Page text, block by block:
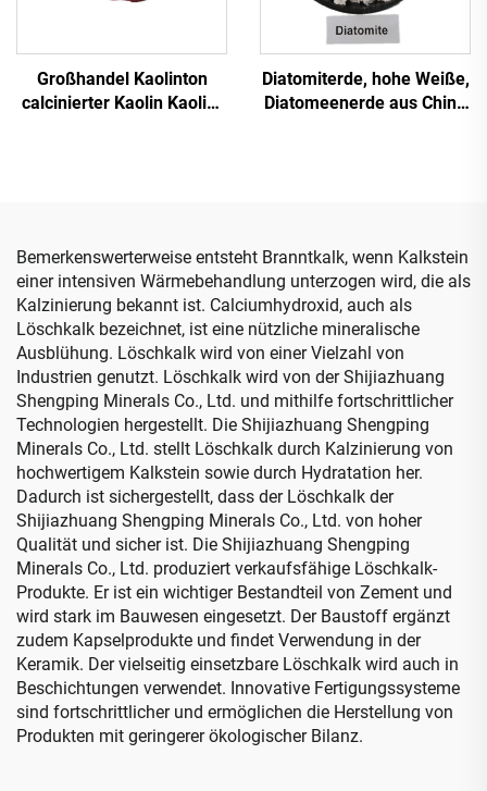
Großhandel Kaolinton
calcinierter Kaolin Kaolin-
Diatomiterde, hohe Weiße,
Diatomeenerde aus China
Bemerkenswerterweise entsteht Branntkalk, wenn Kalkstein
einer intensiven Wärmebehandlung unterzogen wird, die als
Kalzinierung bekannt ist. Calciumhydroxid, auch als
Löschkalk bezeichnet, ist eine nützliche mineralische
Ausblühung. Löschkalk wird von einer Vielzahl von
Industrien genutzt. Löschkalk wird von der Shijiazhuang
Shengping Minerals Co., Ltd. und mithilfe fortschrittlicher
Technologien hergestellt. Die Shijiazhuang Shengping
Minerals Co., Ltd. stellt Löschkalk durch Kalzinierung von
hochwertigem Kalkstein sowie durch Hydratation her.
Dadurch ist sichergestellt, dass der Löschkalk der
Shijiazhuang Shengping Minerals Co., Ltd. von hoher
Qualität und sicher ist. Die Shijiazhuang Shengping
Minerals Co., Ltd. produziert verkaufsfähige Löschkalk-
Produkte. Er ist ein wichtiger Bestandteil von Zement und
wird stark im Bauwesen eingesetzt. Der Baustoff ergänzt
zudem Kapselprodukte und findet Verwendung in der
Keramik. Der vielseitig einsetzbare Löschkalk wird auch in
Beschichtungen verwendet. Innovative Fertigungssysteme
sind fortschrittlicher und ermöglichen die Herstellung von
Produkten mit geringerer ökologischer Bilanz.